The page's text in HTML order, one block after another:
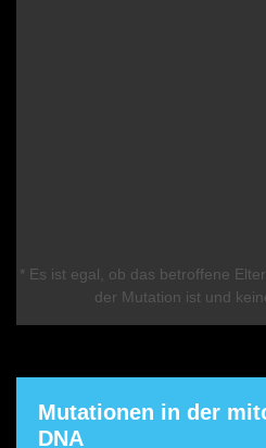
* Es ist egal, ob das betroffene
der Mutation ist und
Mutationen in der
DNA